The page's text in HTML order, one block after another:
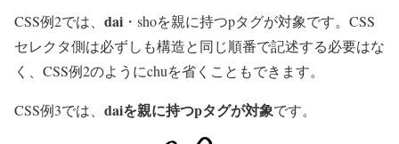
CSS例2では、 dai ・ shoを親に持つpタグが対象です。CSS
セレクタ側は必ずしも構造と同じ順番で記述する必要はな
く、CSS例2のようにchuを省くこともできます。
CSS例3では、 daiを親に持つpタグが対象です。